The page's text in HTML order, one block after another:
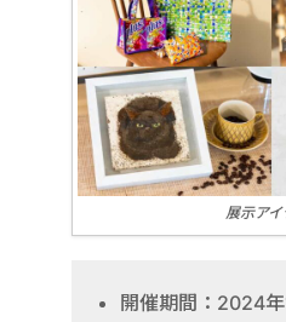
展示ア
開催期間：2024